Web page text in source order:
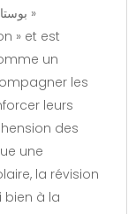
» et est
un
les
leurs
des
une
la révision
bien à la